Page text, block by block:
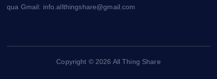
qua Gmail: info.allthingshare@gmail.com
Copyright © 2026 All Thing Share